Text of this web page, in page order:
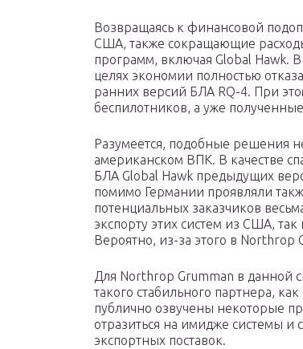
Возвращаясь к финансовой
США, также сокращающие
программ, включая Global Hawk.
целях экономии полностью
ранних версий БЛА RQ-4. При
беспилотников, а уже
Разумеется, подобные решения
американском ВПК. В качестве
БЛА Global Hawk предыдущих
помимо Германии проявляли
потенциальных заказчиков
экспорту этих систем из США,
Вероятно, из-за этого в Northrop
Для Northrop Grumman в данной
такого стабильного партнера,
публично озвучены некоторые
отразиться на имидже системы и
экспортных поставок.